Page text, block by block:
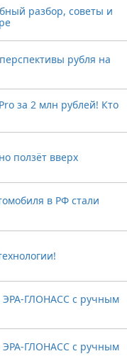
разбор, советы и
рубля на
за 2 млн рублей! Кто
ползёт вверх
в РФ стали
ЭРА-ГЛОНАСС с ручным
ЭРА-ГЛОНАСС с ручным